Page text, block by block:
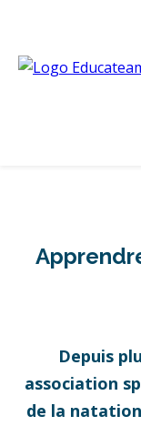
Depuis
association
de la